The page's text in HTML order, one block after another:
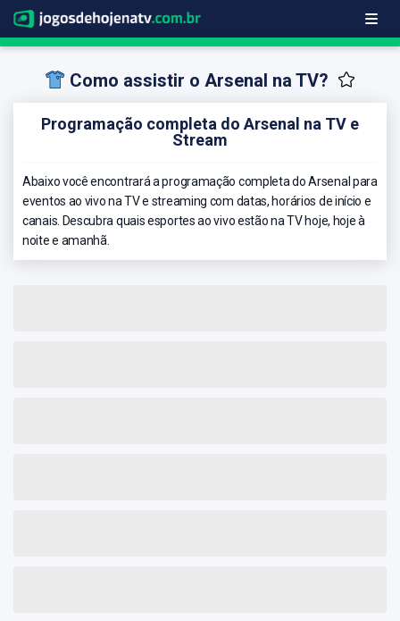
Como assistir o Arsenal na TV?
Programação completa do Arsenal na TV e
Stream
Abaixo você encontrará a programação completa do Arsenal para
eventos ao vivo na TV e streaming com datas, horários de início e
canais. Descubra quais esportes ao vivo estão na TV hoje, hoje à
noite e amanhã.